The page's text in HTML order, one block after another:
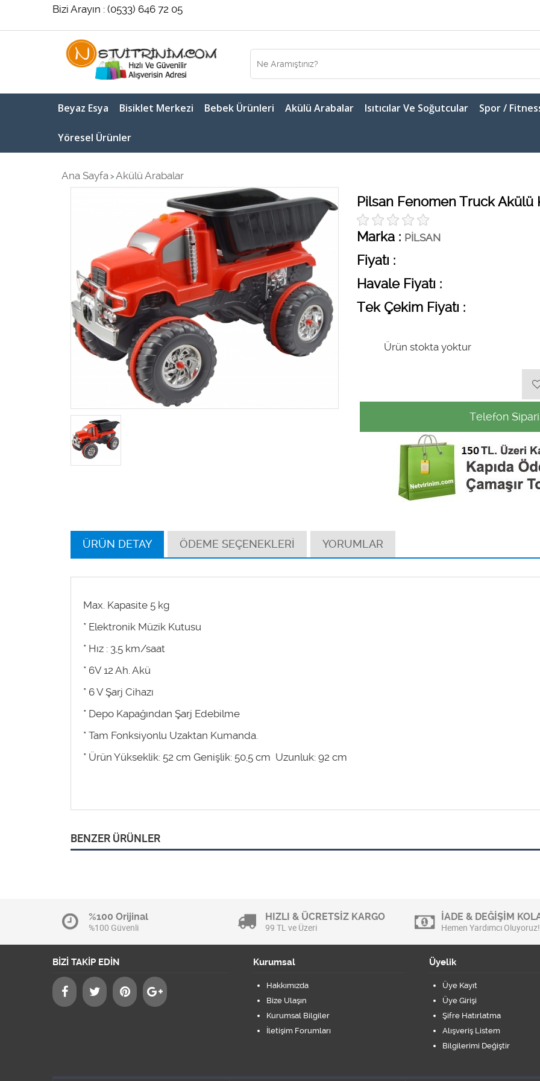
Bizi Arayın : (0533) 646 72 05
Beyaz Esya Bisiklet Merkezi Bebek Ürünleri Akülü Arabalar Isıtıcılar Ve Soğutcular Spor /
Yöresel Ürünler
Ana Sayfa > Akülü Arabalar
Pilsan Fenomen Truck Akülü
Marka : PİLSAN
Fiyatı :
Havale Fiyatı :
Tek Çekim Fiyatı :
Ürün stokta yoktur
Telefon
ÜRÜN DETAY ÖDEME SEÇENEKLERİ YORUMLAR
Max. Kapasite 5 kg
* Elektronik Müzik Kutusu
* Hız : 3,5 km/saat
* 6V 12 Ah. Akü
* 6 V Şarj Cihazı
* Depo Kapağından Şarj Edebilme
* Tam Fonksiyonlu Uzaktan Kumanda.
* Ürün Yükseklik: 52 cm Genişlik: 50,5 cm Uzunluk: 92 cm
BENZER ÜRÜNLER
%100 Orijinal
%100 Güvenli
HIZLI & ÜCRETSİZ KARGO
99 TL ve Üzeri
İADE & DEĞİŞİM
Hemen Yardımcı Oluyoruz!
BİZİ TAKİP EDİN Kurumsal
Hakkımızda
Bize Ulaşın
Kurumsal Bilgiler
İletişim Forumları
Üyelik
Üye Kayıt
Üye Girişi
Şifre Hatırlatma
Alışveriş Listem
Bilgilerimi Değiştir